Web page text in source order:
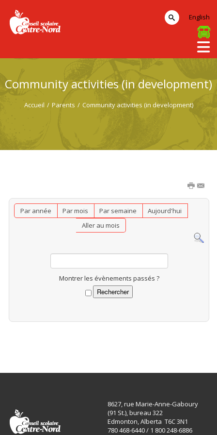
Community activities (in development)
Accueil / Parents / Community activities (in development)
Par année Par mois Par semaine
Aujourd'hui
Aller au mois
Montrer les évènements passés ?
English
8627, rue Marie-Anne-Gaboury
(91 St.), bureau 322
Edmonton, Alberta T6C 3N1
780 468-6440 / 1 800 248-6886